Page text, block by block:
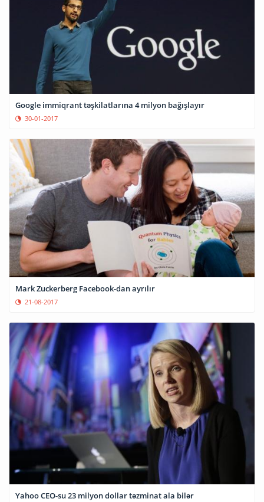
Google immiqrant təşkilatlarına 4 milyon bağışlayır
30-01-2017
Mark Zuckerberg Facebook-dan ayrılır
21-08-2017
Yahoo CEO-su 23 milyon dollar təzminat ala bilər